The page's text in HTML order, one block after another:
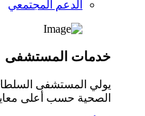
الدعم المجتمعي
خدمات المستشفى
يولي المستشفى
الصحية حسب أعلى